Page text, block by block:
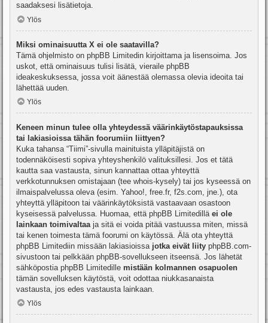
saadaksesi lisätietoja.
Ylös
Miksi ominaisuutta X ei ole saatavilla?
Tämä ohjelmisto on phpBB Limitedin kirjoittama ja lisensoima. Jos
uskot, että ominaisuus tulisi lisätä, vieraile phpBB
ideakeskuksessa , jossa voit äänestää olemassa olevia ideoita tai
lähettää uuden.
Ylös
Keneen minun tulee olla yhteydessä väärinkäytöstapauksissa
tai lakiasioissa tähän foorumiin liittyen?
Kuka tahansa “Tiimi”-sivulla mainituista ylläpitäjistä on
todennäköisesti sopiva yhteyshenkilö valituksillesi. Jos et tätä
kautta saa vastausta, sinun kannattaa ottaa yhteyttä
verkkotunnuksen omistajaan (tee whois-kysely) tai jos kyseessä on
ilmaispalvelussa oleva (esim. Yahoo!, free.fr, f2s.com, jne.), ota
yhteyttä ylläpitoon tai väärinkäytöksistä vastaavaan osastoon
kyseisessä palvelussa. Huomaa, että phpBB Limitedillä ei ole
lainkaan toimivaltaa ja sitä ei voida pitää vastuussa miten, missä
tai kenen toimesta tämä foorumi on käytössä. Älä ota yhteyttä
phpBB Limitediin missään lakiasioissa jotka eivät liity phpBB.com-
sivustoon tai pelkkään phpBB-sovellukseen itseensä. Jos lähetät
sähköpostia phpBB Limitedille mistään kolmannen osapuolen
tämän sovelluksen käytöstä, voit odottaa niukkasanaista
vastausta, jos edes vastausta lainkaan.
Ylös